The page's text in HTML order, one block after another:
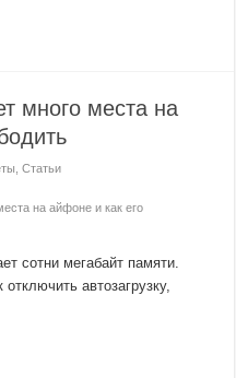
много места на
,Статьи
на айфоне и как его
сотни мегабайт памяти.
автозагрузку,